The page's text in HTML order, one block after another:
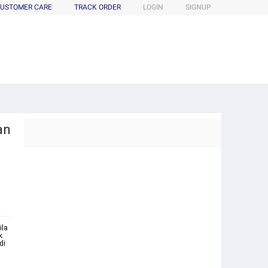
CARE TRACK ORDER LOGIN SIGNUP